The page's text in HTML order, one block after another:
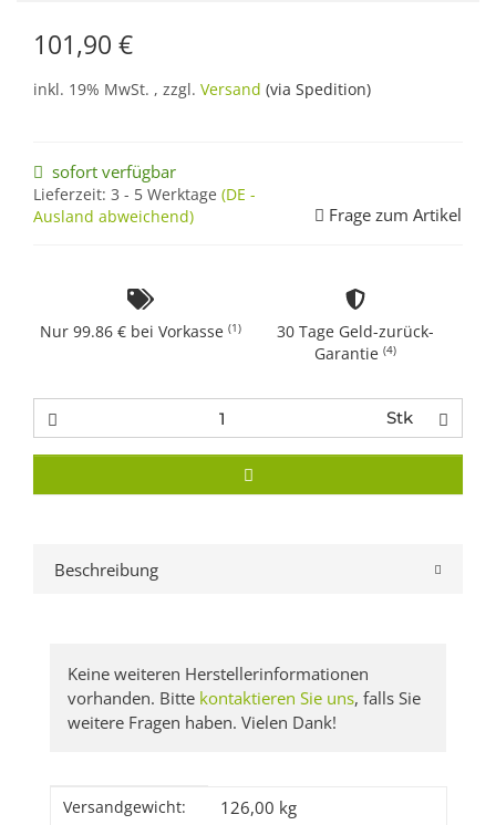
101,90 €
inkl. 19% MwSt. , zzgl. Versand (via Spedition)
sofort verfügbar
Lieferzeit: 3 - 5 Werktage (DE -
Ausland abweichend)
Frage zum Artikel
Nur 99.86 € bei Vorkasse (1)
30 Tage Geld-zurück-
Garantie (4)
Stk
Beschreibung
Keine weiteren Herstellerinformationen
vorhanden. Bitte kontaktieren Sie uns, falls Sie
weitere Fragen haben. Vielen Dank!
Produkteigenschaft
Wert
Versandgewicht: 126,00 kg